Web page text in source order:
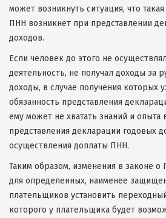
может возникнуть ситуация, что
ПНН возникнет при представлении
доходов.
Если человек до этого не
деятельность, не получал доходы за
доходы, в случае получения которых
обязанность представления
ему может не хватать знаний и опыта
представления декларации годовых
осуществления доплаты ПНН.
Таким образом, изменения в законе
для определенных, наименее
плательщиков установить
которого у плательщика будет